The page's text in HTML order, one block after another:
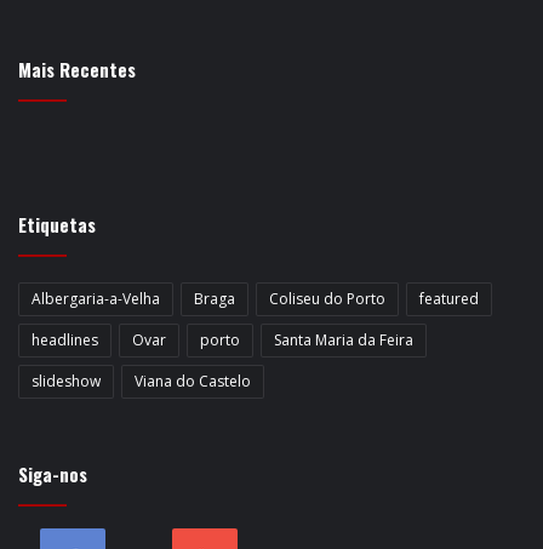
Mais Recentes
Etiquetas
Albergaria-a-Velha Braga Coliseu do Porto
featured
headlines
Ovar porto
Santa Maria da Feira
slideshow
Viana do Castelo
Siga-nos